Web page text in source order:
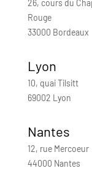
26, cours du
Rouge
33000 Bordeaux
Lyon
10, quai Tilsitt
69002 Lyon
Nantes
12, rue Mercoeur
44000 Nantes